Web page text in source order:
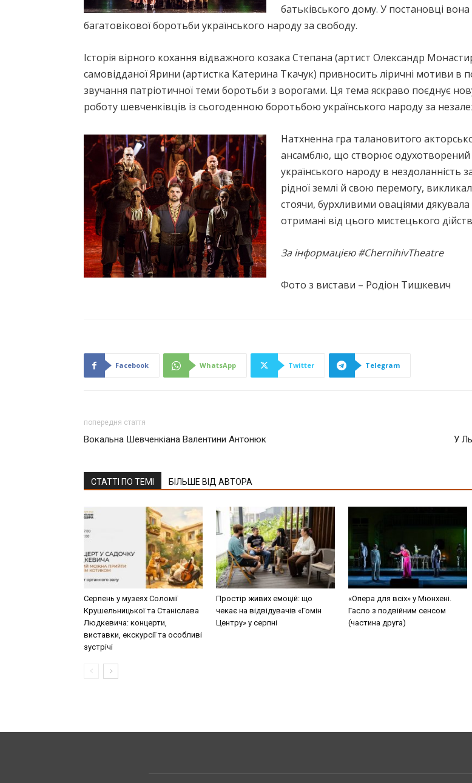
батьківського дому. У постановці
багатовікової боротьби українського народу за свободу.
Історія вірного кохання відважного козака Степана (артист Олександр
самовідданої Ярини (артистка Катерина Ткачук) привносить ліричні мотиви в
звучання патріотичної теми боротьби з ворогами. Ця тема яскраво поєднує
роботу шевченківців із сьогоденною боротьбою українського народу за
Натхненна гра талановитого
ансамблю, що створює одухотворений
українського народу в нездоланність
рідної землі й свою перемогу,
стоячи, бурхливими оваціями
отримані від цього мистецького
За інформацією #ChernihivTheatre
Фото з вистави – Родіон Тишкевич
Facebook WhatsApp Twitter Telegram
попередня стаття
Вокальна Шевченкіана Валентини Антонюк У
СТАТТІ ПО ТЕМІ БІЛЬШЕ ВІД АВТОРА
Серпень у музеях Соломії
Крушельницької та Станіслава
Людкевича: концерти,
виставки, екскурсії та особливі
зустрічі
Простір живих емоцій: що
чекає на відвідувачів «Гомін
Центру» у серпні
«Опера для всіх» у Мюнхені.
Гасло з подвійним сенсом
(частина друга)